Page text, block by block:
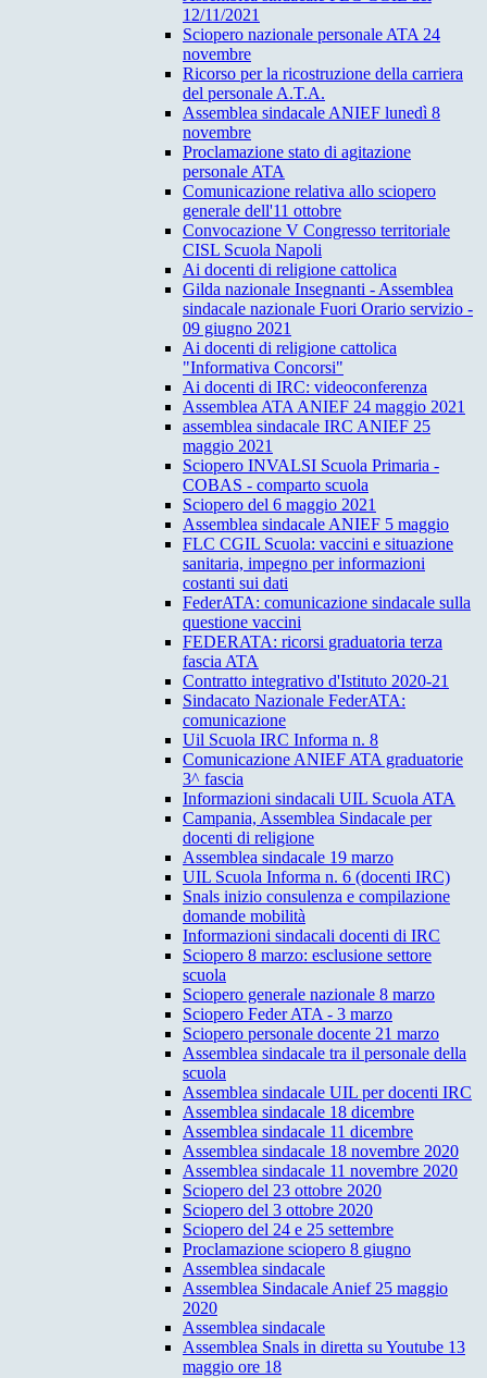
12/11/2021
Sciopero nazionale personale ATA 24
novembre
Ricorso per la ricostruzione della carriera
del personale A.T.A.
Assemblea sindacale ANIEF lunedì 8
novembre
Proclamazione stato di agitazione
personale ATA
Comunicazione relativa allo sciopero
generale dell'11 ottobre
Convocazione V Congresso territoriale
CISL Scuola Napoli
Ai docenti di religione cattolica
Gilda nazionale Insegnanti - Assemblea
sindacale nazionale Fuori Orario servizio -
09 giugno 2021
Ai docenti di religione cattolica
"Informativa Concorsi"
Ai docenti di IRC: videoconferenza
Assemblea ATA ANIEF 24 maggio 2021
assemblea sindacale IRC ANIEF 25
maggio 2021
Sciopero INVALSI Scuola Primaria -
COBAS - comparto scuola
Sciopero del 6 maggio 2021
Assemblea sindacale ANIEF 5 maggio
FLC CGIL Scuola: vaccini e situazione
sanitaria, impegno per informazioni
costanti sui dati
FederATA: comunicazione sindacale sulla
questione vaccini
FEDERATA: ricorsi graduatoria terza
fascia ATA
Contratto integrativo d'Istituto 2020-21
Sindacato Nazionale FederATA:
comunicazione
Uil Scuola IRC Informa n. 8
Comunicazione ANIEF ATA graduatorie
3^ fascia
Informazioni sindacali UIL Scuola ATA
Campania, Assemblea Sindacale per
docenti di religione
Assemblea sindacale 19 marzo
UIL Scuola Informa n. 6 (docenti IRC)
Snals inizio consulenza e compilazione
domande mobilità
Informazioni sindacali docenti di IRC
Sciopero 8 marzo: esclusione settore
scuola
Sciopero generale nazionale 8 marzo
Sciopero Feder ATA - 3 marzo
Sciopero personale docente 21 marzo
Assemblea sindacale tra il personale della
scuola
Assemblea sindacale UIL per docenti IRC
Assemblea sindacale 18 dicembre
Assemblea sindacale 11 dicembre
Assemblea sindacale 18 novembre 2020
Assemblea sindacale 11 novembre 2020
Sciopero del 23 ottobre 2020
Sciopero del 3 ottobre 2020
Sciopero del 24 e 25 settembre
Proclamazione sciopero 8 giugno
Assemblea sindacale
Assemblea Sindacale Anief 25 maggio
2020
Assemblea sindacale
Assemblea Snals in diretta su Youtube 13
maggio ore 18